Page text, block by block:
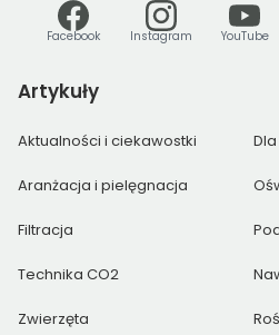
Facebook Instagram YouTube
Artykuły
Aktualności i ciekawostki
Aranżacja i pielęgnacja
Filtracja
Technika CO2
Zwierzęta